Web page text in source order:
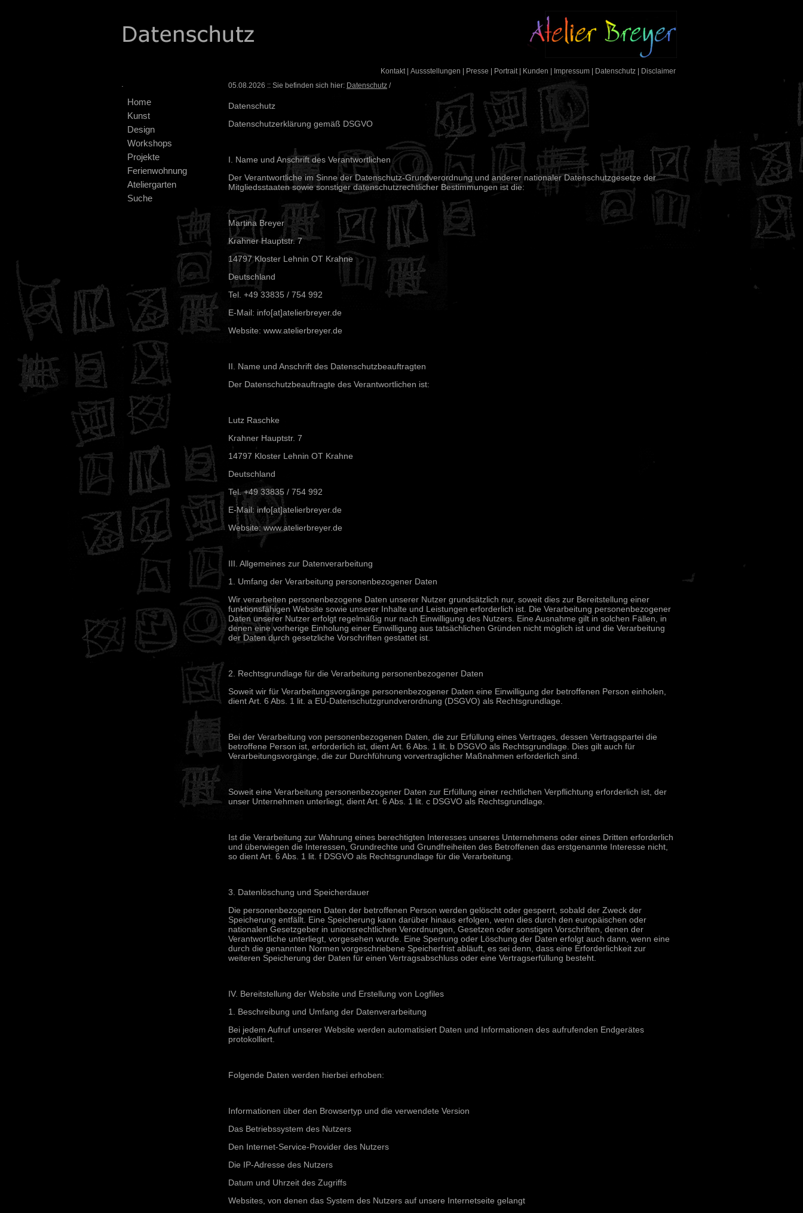
Kontakt| Aussstellungen Presse Portrait| Kunden Impressum Datenschutz Disclaimer
Home
Kunst
Design
Workshops
Projekte
Ferienwohnung
Ateliergarten
Suche
05.08.2026 :: Sie befinden sich hier: Datenschutz /
Datenschutz
Datenschutzerklärung gemäß DSGVO
I. Name und Anschrift des Verantwortlichen
Der Verantwortliche im Sinne der Datenschutz-Grundverordnung und anderer nationaler Datenschutzgesetze der
Mitgliedsstaaten sowie sonstiger datenschutzrechtlicher Bestimmungen ist die:
Martina Breyer
Krahner Hauptstr. 7
14797 Kloster Lehnin OT Krahne
Deutschland
Tel. +49 33835 / 754 992
E-Mail: info[at]atelierbreyer.de
Website: www.atelierbreyer.de
II. Name und Anschrift des Datenschutzbeauftragten
Der Datenschutzbeauftragte des Verantwortlichen ist:
Lutz Raschke
Krahner Hauptstr. 7
14797 Kloster Lehnin OT Krahne
Deutschland
Tel. +49 33835 / 754 992
E-Mail: info[at]atelierbreyer.de
Website: www.atelierbreyer.de
III. Allgemeines zur Datenverarbeitung
1. Umfang der Verarbeitung personenbezogener Daten
Wir verarbeiten personenbezogene Daten unserer Nutzer grundsätzlich nur, soweit dies zur Bereitstellung einer
funktionsfähigen Website sowie unserer Inhalte und Leistungen erforderlich ist. Die Verarbeitung personenbezogener
Daten unserer Nutzer erfolgt regelmäßig nur nach Einwilligung des Nutzers. Eine Ausnahme gilt in solchen Fällen, in
denen eine vorherige Einholung einer Einwilligung aus tatsächlichen Gründen nicht möglich ist und die Verarbeitung
der Daten durch gesetzliche Vorschriften gestattet ist.
2. Rechtsgrundlage für die Verarbeitung personenbezogener Daten
Soweit wir für Verarbeitungsvorgänge personenbezogener Daten eine Einwilligung der betroffenen Person einholen,
dient Art. 6 Abs. 1 lit. a EU-Datenschutzgrundverordnung (DSGVO) als Rechtsgrundlage.
Bei der Verarbeitung von personenbezogenen Daten, die zur Erfüllung eines Vertrages, dessen Vertragspartei die
betroffene Person ist, erforderlich ist, dient Art. 6 Abs. 1 lit. b DSGVO als Rechtsgrundlage. Dies gilt auch für
Verarbeitungsvorgänge, die zur Durchführung vorvertraglicher Maßnahmen erforderlich sind.
Soweit eine Verarbeitung personenbezogener Daten zur Erfüllung einer rechtlichen Verpflichtung erforderlich ist, der
unser Unternehmen unterliegt, dient Art. 6 Abs. 1 lit. c DSGVO als Rechtsgrundlage.
Ist die Verarbeitung zur Wahrung eines berechtigten Interesses unseres Unternehmens oder eines Dritten erforderlich
und überwiegen die Interessen, Grundrechte und Grundfreiheiten des Betroffenen das erstgenannte Interesse nicht,
so dient Art. 6 Abs. 1 lit. f DSGVO als Rechtsgrundlage für die Verarbeitung.
3. Datenlöschung und Speicherdauer
Die personenbezogenen Daten der betroffenen Person werden gelöscht oder gesperrt, sobald der Zweck der
Speicherung entfällt. Eine Speicherung kann darüber hinaus erfolgen, wenn dies durch den europäischen oder
nationalen Gesetzgeber in unionsrechtlichen Verordnungen, Gesetzen oder sonstigen Vorschriften, denen der
Verantwortliche unterliegt, vorgesehen wurde. Eine Sperrung oder Löschung der Daten erfolgt auch dann, wenn eine
durch die genannten Normen vorgeschriebene Speicherfrist abläuft, es sei denn, dass eine Erforderlichkeit zur
weiteren Speicherung der Daten für einen Vertragsabschluss oder eine Vertragserfüllung besteht.
IV. Bereitstellung der Website und Erstellung von Logfiles
1. Beschreibung und Umfang der Datenverarbeitung
Bei jedem Aufruf unserer Website werden automatisiert Daten und Informationen des aufrufenden Endgerätes
protokolliert.
Folgende Daten werden hierbei erhoben:
Informationen über den Browsertyp und die verwendete Version
Das Betriebssystem des Nutzers
Den Internet-Service-Provider des Nutzers
Die IP-Adresse des Nutzers
Datum und Uhrzeit des Zugriffs
Websites, von denen das System des Nutzers auf unsere Internetseite gelangt